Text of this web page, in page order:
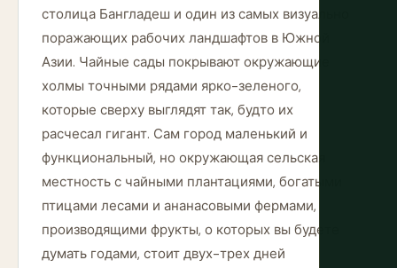
столица Бангладеш и один из самых визуально
поражающих рабочих ландшафтов в Южной
Азии. Чайные сады покрывают окружающие
холмы точными рядами ярко-зеленого,
которые сверху выглядят так, будто их
расчесал гигант. Сам город маленький и
функциональный, но окружающая сельская
местность с чайными плантациями, богатыми
птицами лесами и ананасовыми фермами,
производящими фрукты, о которых вы будете
думать годами, стоит двух-трех дней